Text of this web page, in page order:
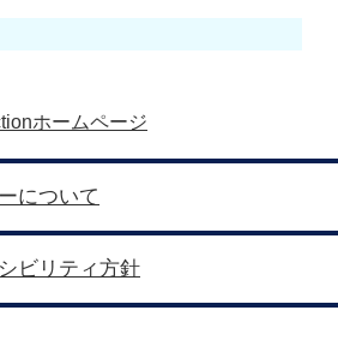
ホームページ
について
ビリティ方針